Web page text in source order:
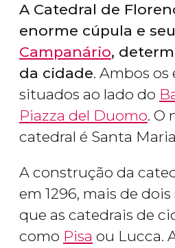
A Catedral de
enorme cúpula e
Campanário,
da cidade. Ambos
situados ao lado do
Piazza del Duomo. O
catedral é Santa
A construção da
em 1296, mais de
que as catedrais de
como Pisa ou Lucca.